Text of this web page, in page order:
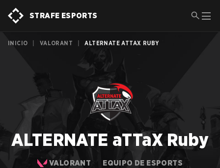
STRAFE ESPORTS
INICIO VALORANT ALTERNATE ATTAX RUBY
ALTERNATE aTTaX Ruby
VALORANT EQUIPO DE ESPORTS